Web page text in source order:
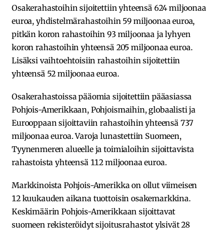
Osakerahastoihin sijoitettiin yhteensä 624 miljoonaa
euroa, yhdistelmärahastoihin 59 miljoonaa euroa,
pitkän koron rahastoihin 93 miljoonaa ja lyhyen
koron rahastoihin yhteensä 205 miljoonaa euroa.
Lisäksi vaihtoehtoisiin rahastoihin sijoitettiin
yhteensä 52 miljoonaa euroa.
Osakerahastoissa pääomia sijoitettiin pääasiassa
Pohjois-Amerikkaan, Pohjoismaihin, globaalisti ja
Eurooppaan sijoittaviin rahastoihin yhteensä 737
miljoonaa euroa. Varoja lunastettiin Suomeen,
Tyynenmeren alueelle ja toimialoihin sijoittavista
rahastoista yhteensä 112 miljoonaa euroa.
Markkinoista Pohjois-Amerikka on ollut viimeisen
12 kuukauden aikana tuottoisin osakemarkkina.
Keskimäärin Pohjois-Amerikkaan sijoittavat
suomeen rekisteröidyt sijoitusrahastot ylsivät 28